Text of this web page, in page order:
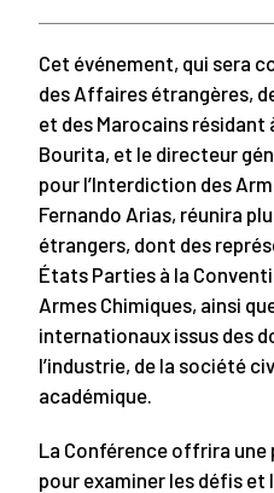
Cet événement, qui sera
des Affaires étrangères,
et des Marocains résidant
Bourita, et le directeur
pour l’Interdiction des
Fernando Arias, réunira
étrangers, dont des
États Parties à la
Armes Chimiques, ainsi
internationaux issus des
l’industrie, de la société
académique.
La Conférence offrira une
pour examiner les défis